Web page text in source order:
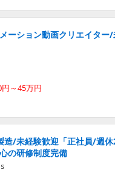
ーション動画クリエイター
～45万円
造/未経験歓迎「正社員/週
の研修制度完備